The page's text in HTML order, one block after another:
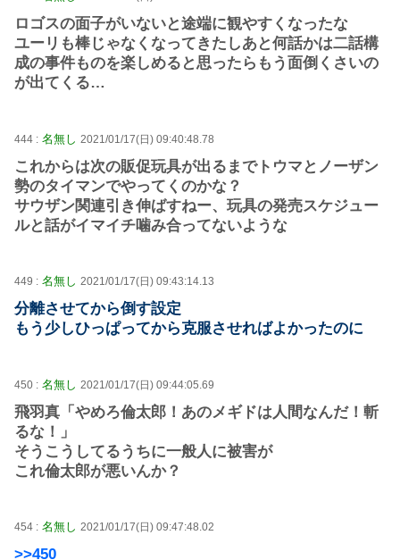
ロゴスの面子がいないと途端に観やすくなったな
ユーリも棒じゃなくなってきたしあと何話かは二話構
成の事件ものを楽しめると思ったらもう面倒くさいの
が出てくる…
444 : 名無し 2021/01/17(日) 09:40:48.78
これからは次の販促玩具が出るまでトウマとノーザン
勢のタイマンでやってくのかな？
サウザン関連引き伸ばすねー、玩具の発売スケジュー
ルと話がイマイチ噛み合ってないような
449 : 名無し 2021/01/17(日) 09:43:14.13
分離させてから倒す設定
もう少しひっぱってから克服させればよかったのに
450 : 名無し 2021/01/17(日) 09:44:05.69
飛羽真「やめろ倫太郎！あのメギドは人間なんだ！斬
るな！」
そうこうしてるうちに一般人に被害が
これ倫太郎が悪いんか？
454 : 名無し 2021/01/17(日) 09:47:48.02
>>450